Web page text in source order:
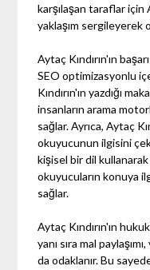
karşılaşan taraflar için
yaklaşım sergileyerek
Aytaç Kındırın'ın
SEO optimizasyonlu
Kındırın'ın yazdığı
insanların arama
sağlar. Ayrıca, Aytaç
okuyucunun ilgisini
kişisel bir dil
okuyucuların konuya
sağlar.
Aytaç Kındırın'ın
yanı sıra mal
da odaklanır. Bu